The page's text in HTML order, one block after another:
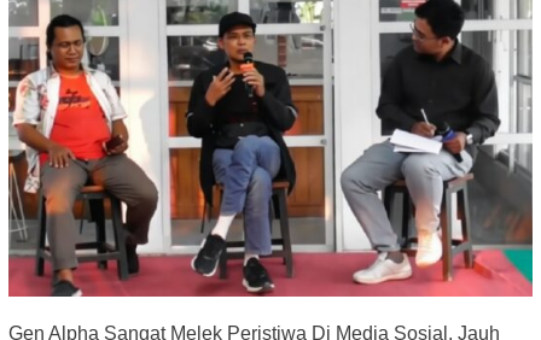
Gen Alpha Sangat Melek Peristiwa Di Media Sosial, Jauh